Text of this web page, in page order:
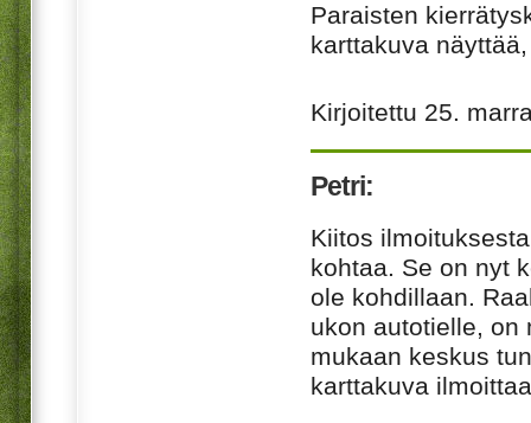
Paraisten
karttakuva
Kirjoitettu 25.
Petri:
Kiitos
kohtaa. Se on nyt
ole kohdillaan.
ukon autotielle, on
mukaan keskus
karttakuva